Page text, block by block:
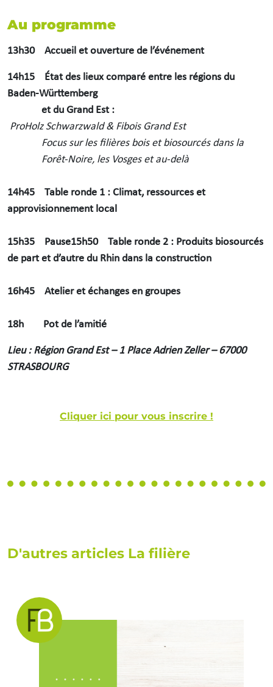
Au programme
13h30 Accueil et ouverture de l’événement
14h15 État des lieux comparé entre les régions du
Baden-Württemberg
et du Grand Est :
ProHolz Schwarzwald & Fibois Grand Est
Focus sur les filières bois et biosourcés dans la
Forêt-Noire, les Vosges et au-delà
14h45 Table ronde 1 : Climat, ressources et
approvisionnement local
15h35 Pause15h50 Table ronde 2 : Produits biosourcés
de part et d’autre du Rhin dans la construction
16h45 Atelier et échanges en groupes
18h Pot de l’amitié
Lieu : Région Grand Est – 1 Place Adrien Zeller – 67000
STRASBOURG
Cliquer ici pour vous inscrire !
D'autres articles La filière